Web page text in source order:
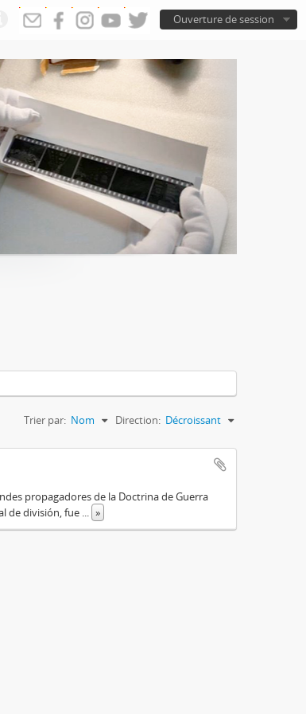
Ouverture de session
Trier par: Nom Direction: Décroissant
propagadores de la Doctrina de Guerra
de división, fue
»